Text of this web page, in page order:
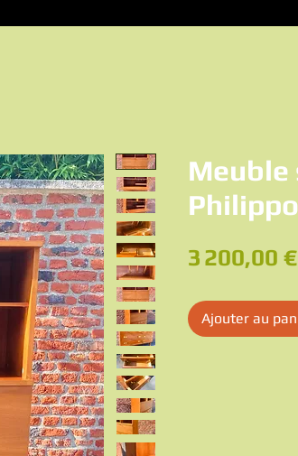
Meuble
3 200,00 €
Ajouter au